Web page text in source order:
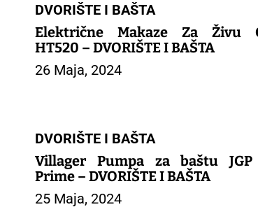
DVORIŠTE I BAŠTA
Električne Makaze Za Živu
HT520 – DVORIŠTE I BAŠTA
26 Maja, 2024
DVORIŠTE I BAŠTA
Villager Pumpa za baštu JGP
Prime – DVORIŠTE I BAŠTA
25 Maja, 2024